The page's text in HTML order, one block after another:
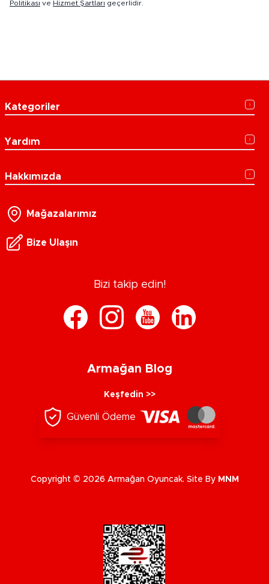
Politikası ve Hizmet Şartları geçerlidir.
Kategoriler
Yardım
Hakkımızda
Mağazalarımız
Bize Ulaşın
Bizi takip edin!
Armağan Blog
Keşfedin >>
Güvenli Ödeme
Copyright © 2026 Armağan Oyuncak. Site By MNM